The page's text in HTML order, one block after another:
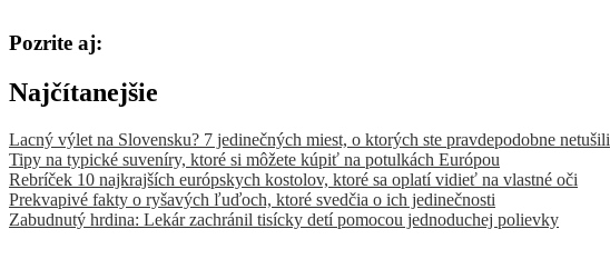
Pozrite aj:
Najčítanejšie
Lacný výlet na Slovensku? 7 jedinečných miest, o ktorých ste pravdepodobne netušili
Tipy na typické suveníry, ktoré si môžete kúpiť na potulkách Európou
Rebríček 10 najkrajších európskych kostolov, ktoré sa oplatí vidieť na vlastné oči
Prekvapivé fakty o ryšavých ľuďoch, ktoré svedčia o ich jedinečnosti
Zabudnutý hrdina: Lekár zachránil tisícky detí pomocou jednoduchej polievky